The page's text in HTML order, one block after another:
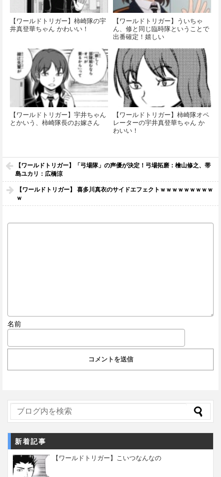
【ワールドトリガー】柿崎隊の宇
井真登華ちゃん かわいい！
【ワールドトリガー】ういちゃ
ん、修と同じ臨時隊ということで
出番確定！嬉しい
【ワールドトリガー】宇井ちゃん
とかいう、柿崎隊長のお嫁さん
【ワールドトリガー】柿崎隊オペ
レーターの宇井真登華ちゃん か
わいい！
【ワールドトリガー】「弓場隊」の声優が決定！弓場拓磨：檜山修之、帯
島ユカリ：広橋涼
【ワールドトリガー】 喜多川真衣のサイドエフェクトｗｗｗｗｗｗｗｗｗ
ｗ
名前
新着記事
【ワールドトリガー】こいつなんなの